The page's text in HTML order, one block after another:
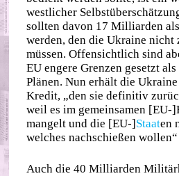
westlicher
sollten davon 17 Milliarden
werden, den die Ukraine nicht
müssen. Offensichtlich sind
EU engere Grenzen gesetzt
Plänen. Nun erhält die
Kredit, „den sie definitiv
weil es im gemeinsamen [EU-
mangelt und die [EU-]Staaten
welches nachschießen
Auch die 40 Milliarden